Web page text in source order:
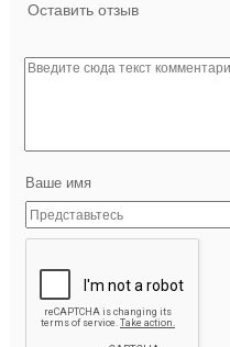
Оставить отзыв
Ваше имя